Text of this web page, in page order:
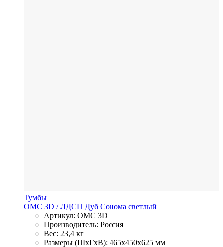
Тумбы
OMC 3D / ЛДСП Дуб Сонома светлый
Артикул: OMC 3D
Производитель: Россия
Вес: 23,4 кг
Размеры (ШхГхВ): 465x450x625 мм